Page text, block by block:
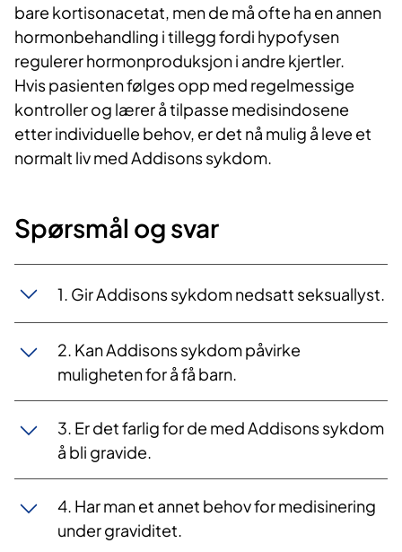
bare kortisonacetat, men de må ofte ha en annen
hormonbehandling i tillegg fordi hypofysen
regulerer hormonproduksjon i andre kjertler.
Hvis pasienten følges opp med regelmessige
kontroller og lærer å tilpasse medisindosene
etter individuelle behov, er det nå mulig å leve et
normalt liv med Addisons sykdom.
Spørsmål og svar
1. Gir Addisons sykdom nedsatt seksuallyst.
2. Kan Addisons sykdom påvirke
muligheten for å få barn.
3. Er det farlig for de med Addisons sykdom
å bli gravide.
4. Har man et annet behov for medisinering
under graviditet.